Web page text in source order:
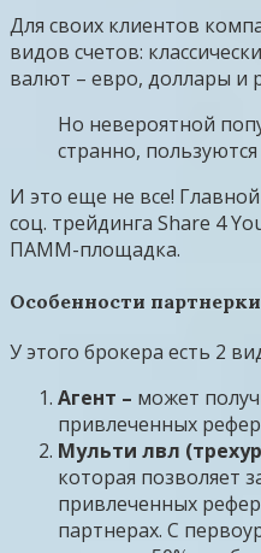
Для своих клиентов
видов счетов:
валют – евро, доллары и
Но невероятной
странно,
И это еще не все!
соц. трейдинга Share 4
ПАММ-площадка.
Особенности партнерки
У этого брокера есть 2
Агент – может
привлеченных
Мульти лвл
которая позволяет
привлеченных
партнерах. С